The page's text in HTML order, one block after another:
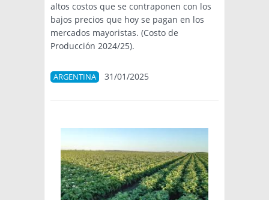
altos costos que se contraponen con los
bajos precios que hoy se pagan en los
mercados mayoristas. (Costo de
Producción 2024/25).
ARGENTINA 31/01/2025